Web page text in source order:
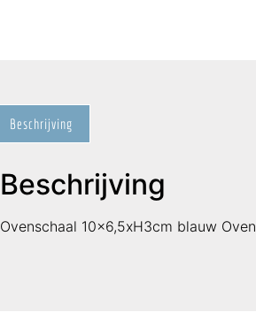
Beschrijving
Beschrijving
Ovenschaal 10×6,5xH3cm blauw Oven